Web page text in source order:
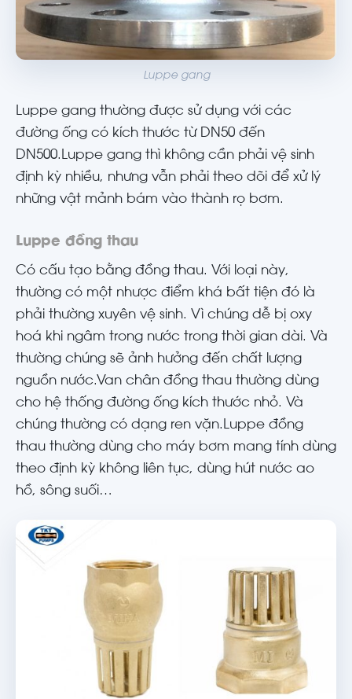
Luppe gang
Luppe gang thường được sử dụng với các
đường ống có kích thước từ DN50 đến
DN500.Luppe gang thì không cần phải vệ sinh
định kỳ nhiều, nhưng vẫn phải theo dõi để xử lý
những vật mảnh bám vào thành rọ bơm.
Luppe đồng thau
Có cấu tạo bằng đồng thau. Với loại này,
thường có một nhược điểm khá bất tiện đó là
phải thường xuyên vệ sinh. Vì chúng dễ bị oxy
hoá khi ngâm trong nước trong thời gian dài. Và
thường chúng sẽ ảnh hưởng đến chất lượng
nguồn nước.Van chân đồng thau thường dùng
cho hệ thống đường ống kích thước nhỏ. Và
chúng thường có dạng ren vặn.Luppe đồng
thau thường dùng cho máy bơm mang tính dùng
theo định kỳ không liên tục, dùng hút nước ao
hồ, sông suối…